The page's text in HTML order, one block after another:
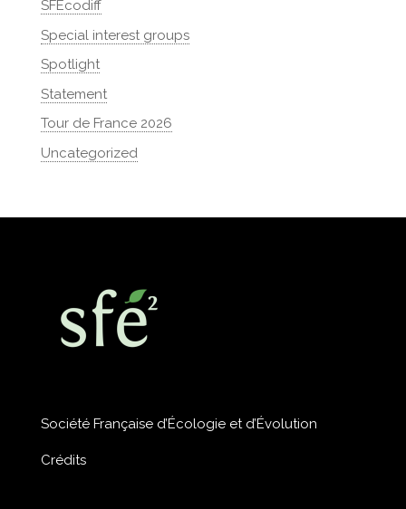
SFEcodiff
Special interest groups
Spotlight
Statement
Tour de France 2026
Uncategorized
Société Française d’Écologie et d’Évolution
Crédits